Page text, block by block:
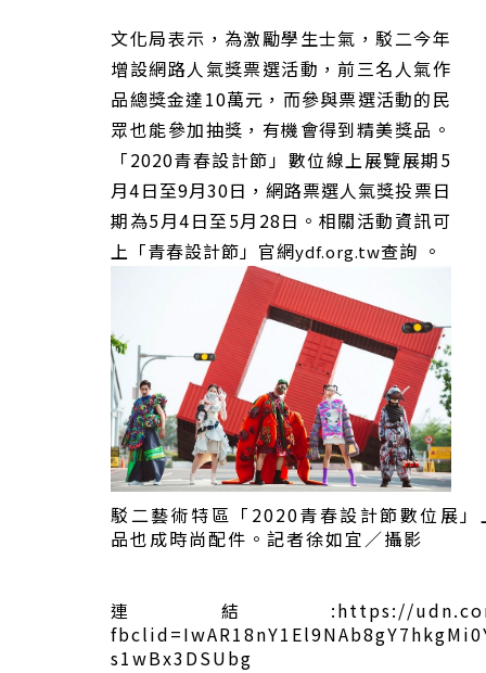
文化局表示，為激勵學生士氣，駁二今年
增設網路人氣獎票選活動，前三名人氣作
品總獎金達10萬元，而參與票選活動的民
眾也能參加抽獎，有機會得到精美獎品。
「2020青春設計節」數位線上展覽展期5
月4日至9月30日，網路票選人氣獎投票日
期為5月4日至5月28日。相關活動資訊可
上「青春設計節」官網ydf.org.tw查詢 。
駁二藝術特區「2020青春設計節數位展
品也成時尚配件。記者徐如宜／攝影
連結:https://udn.com/
s1wBx3DSUbg